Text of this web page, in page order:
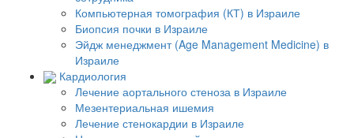
Компьютерная томография (КТ) в Израиле
Биопсия почки в Израиле
Эйдж менеджмент (Age Management Medicine) в
Израиле
Кардиология
Лечение аортального стеноза в Израиле
Мезентериальная ишемия
Лечение стенокардии в Израиле